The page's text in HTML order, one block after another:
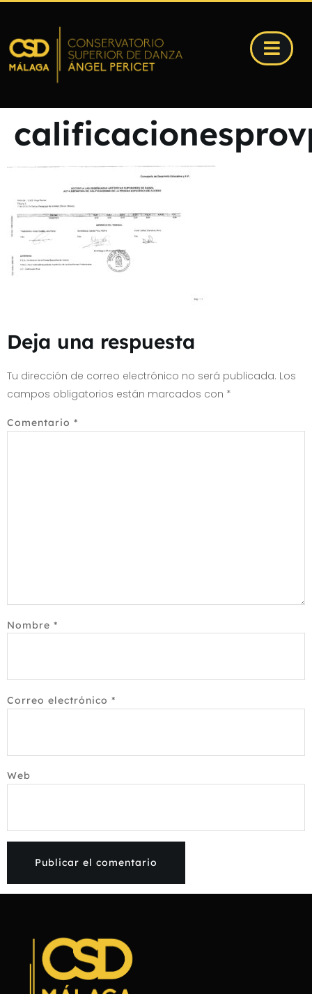
Deja una respuesta
Tu dirección de correo electrónico no será publicada. Los
campos obligatorios están marcados con *
Comentario *
Nombre *
Correo electrónico *
Web